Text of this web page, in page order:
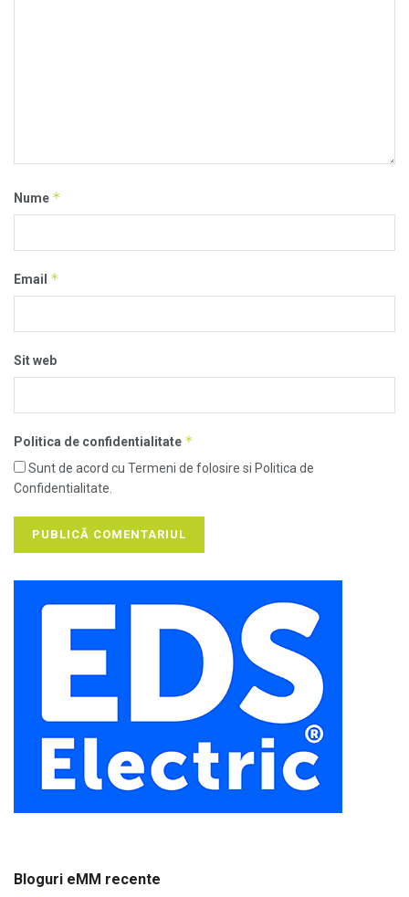
Nume *
Email *
Sit web
Politica de confidentialitate *
Sunt de acord cu Termeni de folosire si Politica de
Confidentialitate.
Bloguri eMM recente